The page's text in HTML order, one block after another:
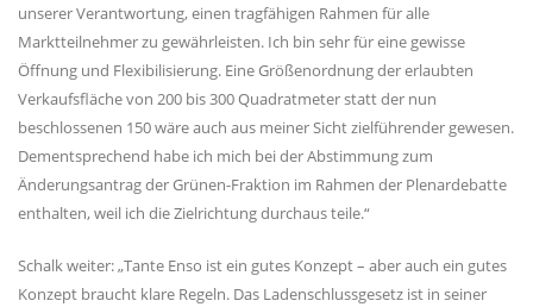
unserer Verantwortung, einen tragfähigen Rahmen für alle
Marktteilnehmer zu gewährleisten. Ich bin sehr für eine gewisse
Öffnung und Flexibilisierung. Eine Größenordnung der erlaubten
Verkaufsfläche von 200 bis 300 Quadratmeter statt der nun
beschlossenen 150 wäre auch aus meiner Sicht zielführender gewesen.
Dementsprechend habe ich mich bei der Abstimmung zum
Änderungsantrag der Grünen-Fraktion im Rahmen der Plenardebatte
enthalten, weil ich die Zielrichtung durchaus teile.“
Schalk weiter: „Tante Enso ist ein gutes Konzept – aber auch ein gutes
Konzept braucht klare Regeln. Das Ladenschlussgesetz ist in seiner